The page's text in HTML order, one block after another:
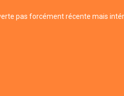
pas forcément récente mais